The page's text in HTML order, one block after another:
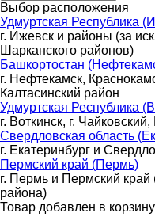
Выбор расположения
Удмуртская Республика
г. Ижевск и районы (за
Шарканского районов)
Башкортостан
г. Нефтекамск,
Калтасинский район
Удмуртская Республика
г. Воткинск, г.
Свердловская область
г. Екатеринбург и
Пермский край (Пермь)
г. Пермь и Пермский край
района)
Товар добавлен в корзину